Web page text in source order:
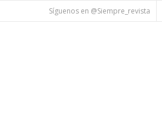
Síguenos en @Siempre_revista